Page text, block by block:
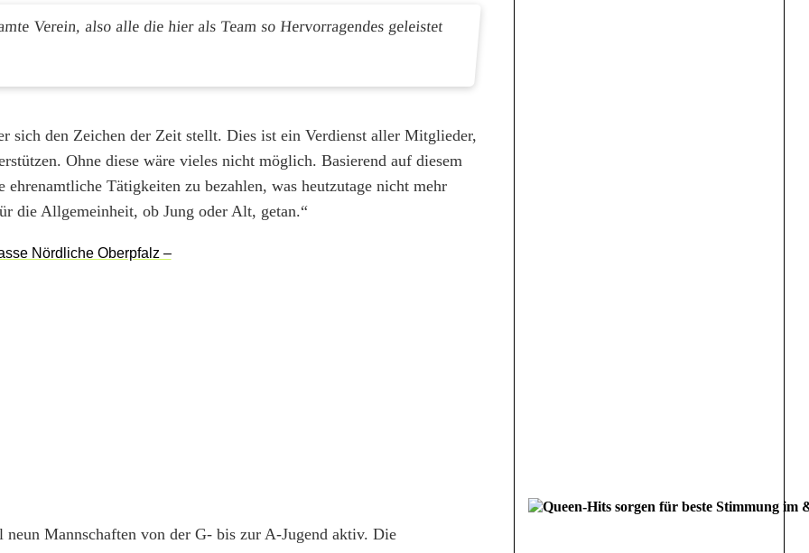
Verein, also alle die hier als Team so Hervorragendes geleistet
sich den Zeichen der Zeit stellt. Dies ist ein Verdienst aller Mitglieder,
Ohne diese wäre vieles nicht möglich. Basierend auf diesem
Tätigkeiten zu bezahlen, was heutzutage nicht mehr
die Allgemeinheit, ob Jung oder Alt, getan.“
Mannschaften von der G- bis zur A-Jugend aktiv. Die